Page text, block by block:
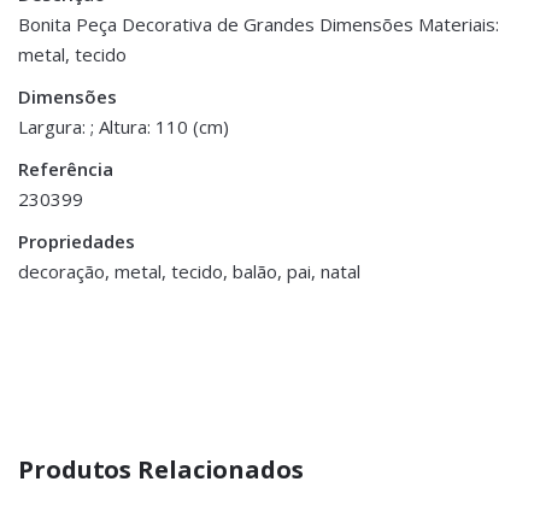
Bonita Peça Decorativa de Grandes Dimensões Materiais:
metal, tecido
Dimensões
Largura: ; Altura: 110 (cm)
Referência
230399
Propriedades
decoração, metal, tecido, balão, pai, natal
Peso 1.5 kg
Dimensões
Be the first to review “Balão Pai Natal –
110 Cms”
You must be <a href="https://www.homeart.pt/minha-
conta/">logged in</a> to post a review.
Produtos Relacionados